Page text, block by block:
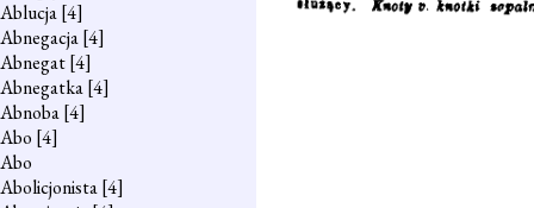
Ablucja[4]
Abnegacja[4]
Abnegat[4]
Abnegatka[4]
Abnoba[4]
Abo [4]
Abo
Abolicjonista[4]